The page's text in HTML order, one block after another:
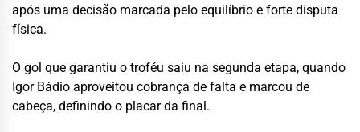
após uma decisão marcada pelo equilíbrio e forte disputa
física.
O gol que garantiu o troféu saiu na segunda etapa, quando
Igor Bádio aproveitou cobrança de falta e marcou de
cabeça, definindo o placar da final.